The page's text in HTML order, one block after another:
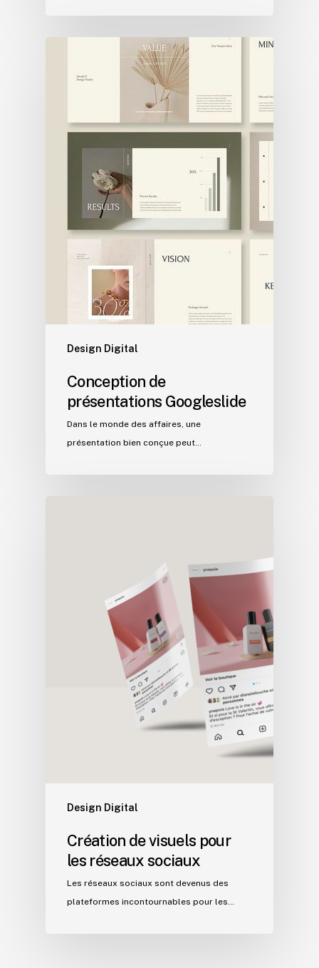
Design Digital
Conception de
présentations Googleslide
Dans le monde des affaires, une
présentation bien conçue peut…
Design Digital
Création de visuels pour
les réseaux sociaux
Les réseaux sociaux sont devenus des
plateformes incontournables pour les…